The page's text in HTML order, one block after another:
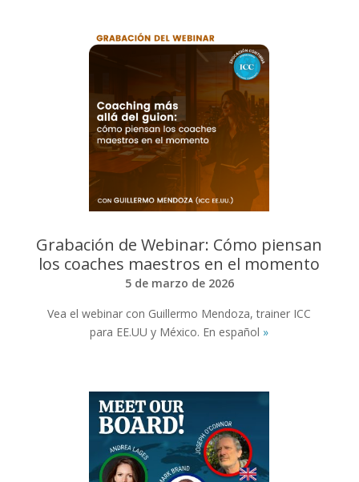
Grabación de Webinar: Cómo piensan
los coaches maestros en el momento
5 de marzo de 2026
Vea el webinar con Guillermo Mendoza, trainer ICC
para EE.UU y México. En español »